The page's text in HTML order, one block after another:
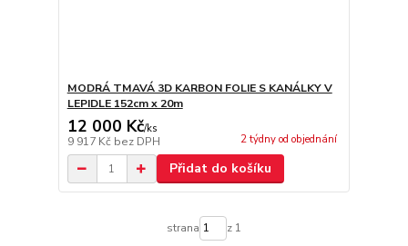
MODRÁ TMAVÁ 3D KARBON FOLIE S KANÁLKY V
LEPIDLE 152cm x 20m
12 000 Kč/ks
9 917 Kč bez DPH 2 týdny od objednání
Přidat do košíku
strana z 1